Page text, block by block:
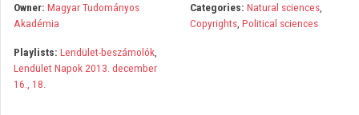
Owner: Magyar Tudományos
Akadémia
Categories: Natural sciences,
Copyrights, Political sciences
Playlists: Lendület-beszámolók,
Lendület Napok 2013. december
16., 18.